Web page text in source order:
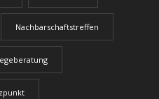
Nachbarschaftstreffen